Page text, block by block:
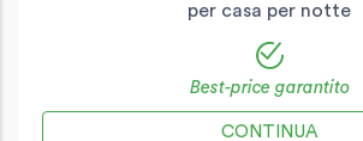
per casa per notte
Best-price garantito
CONTINUA